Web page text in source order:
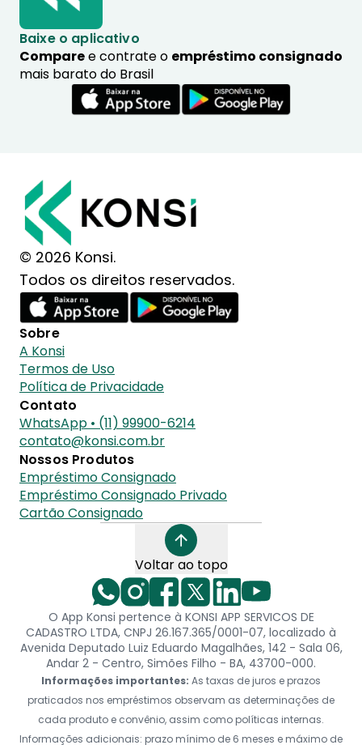
Baixe o aplicativo
Comparee contrate o empréstimo consignado
mais barato do Brasil
© 2026 Konsi.
Todos os direitos reservados.
Sobre
A Konsi
Termos de Uso
Política de Privacidade
Contato
WhatsApp • (11) 99900-6214
contato@konsi.com.br
Nossos Produtos
Empréstimo Consignado
Empréstimo Consignado Privado
Cartão Consignado
Voltar ao topo
O App Konsi pertence à KONSI APP SERVICOS DE
CADASTRO LTDA, CNPJ 26.167.365/0001-07, localizado à
Avenida Deputado Luiz Eduardo Magalhães, 142 - Sala 06,
Andar 2 - Centro, Simões Filho - BA, 43700-000.
Informações importantes: As taxas de juros e prazos
praticados nos empréstimos observam as determinações de
cada produto e convênio, assim como políticas internas.
Informações adicionais: prazo mínimo de 6 meses e máximo de